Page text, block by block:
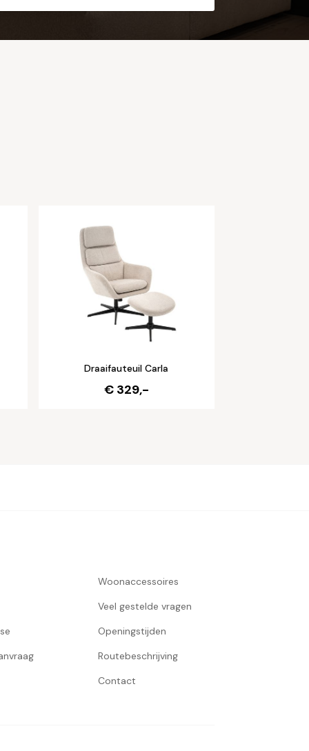
Draaifauteuil Carla
€ 329,-
Woonaccessoires
Veel gestelde vragen
Openingstijden
Routebeschrijving
Contact